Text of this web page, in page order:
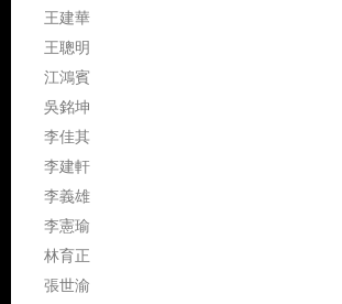
王建華
王聰明
江鴻賓
吳銘坤
李佳其
李建軒
李義雄
李憲瑜
林育正
張世渝